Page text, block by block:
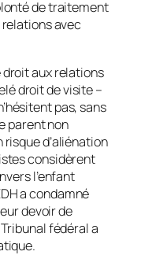
de traitement
avec
aux relations
droit de visite –
pas, sans
parent non
d’aliénation
considèrent
l’enfant
a condamné
devoir de
fédéral a